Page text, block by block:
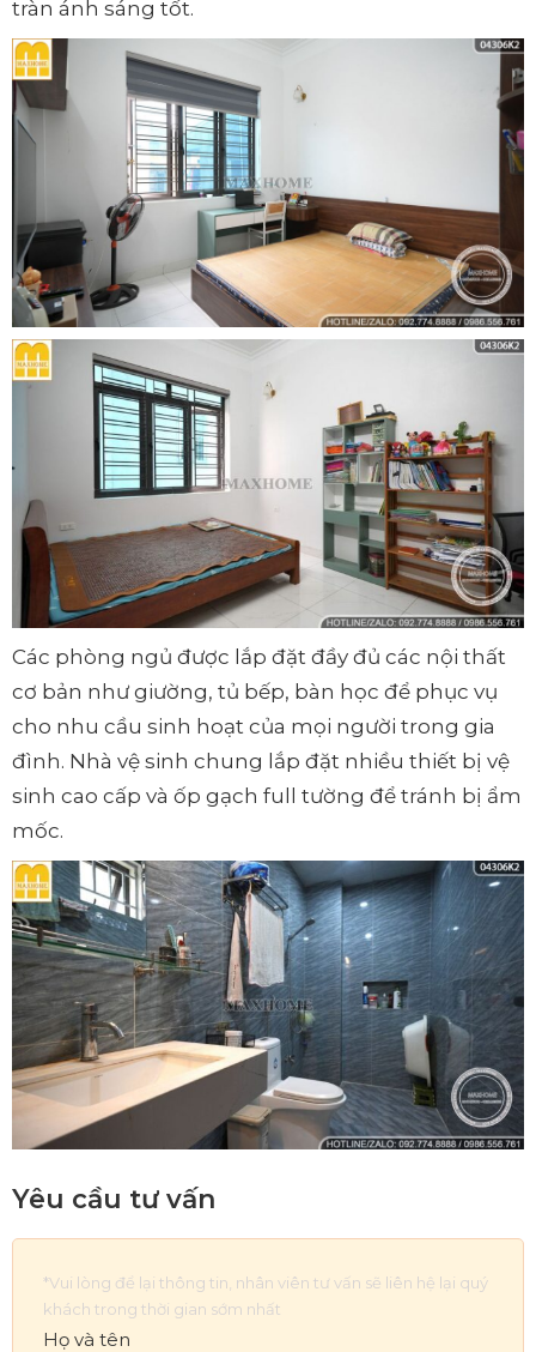
tràn ánh sáng tốt.
Các phòng ngủ được lắp đặt đầy đủ các nội thất
cơ bản như giường, tủ bếp, bàn học để phục vụ
cho nhu cầu sinh hoạt của mọi người trong gia
đình. Nhà vệ sinh chung lắp đặt nhiều thiết bị vệ
sinh cao cấp và ốp gạch full tường để tránh bị ẩm
mốc.
Yêu cầu tư vấn
*Vui lòng để lại thông tin, nhân viên tư vấn sẽ liên hệ lại quý
khách trong thời gian sớm nhất
Họ và tên